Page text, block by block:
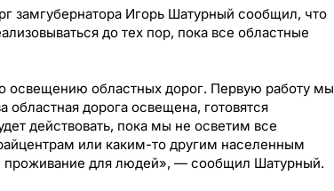
замгубернатора Игорь Шатурный сообщил, что
до тех пор, пока все областные
освещению областных дорог. Первую работу мы
дорога освещена, готовятся
действовать, пока мы не осветим все
или каким-то другим населенным
проживание для людей», — сообщил Шатурный.